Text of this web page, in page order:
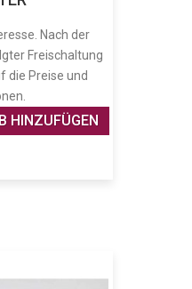
Nach der
Freischaltung
die Preise und
HINZUFÜGEN